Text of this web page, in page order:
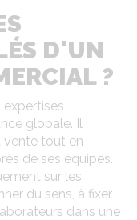
D'UN
?
globale. Il
vente tout en
de ses équipes.
sur les
du sens, à fixer
dans une